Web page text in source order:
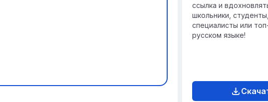
ссылка и
школьники,
специалисты или
русском языке!